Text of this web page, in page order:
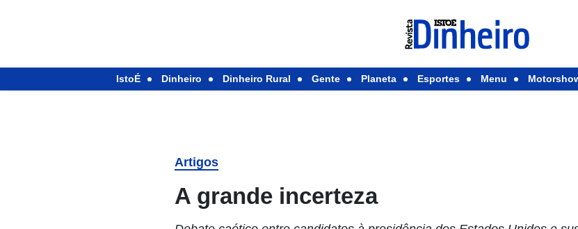
IstoÉ Dinheiro Dinheiro Rural Gente Planeta Esportes Menu
Artigos
A grande incerteza